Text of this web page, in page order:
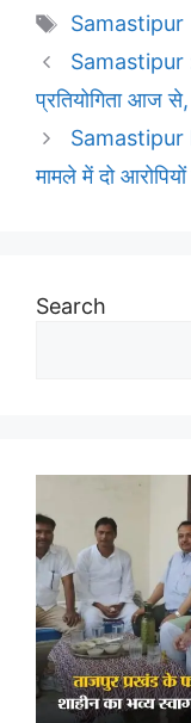
Tags
Samastipur
Samastipur :
प्रतियोगिता आज से,
Samastipur
मामले में दो
Search